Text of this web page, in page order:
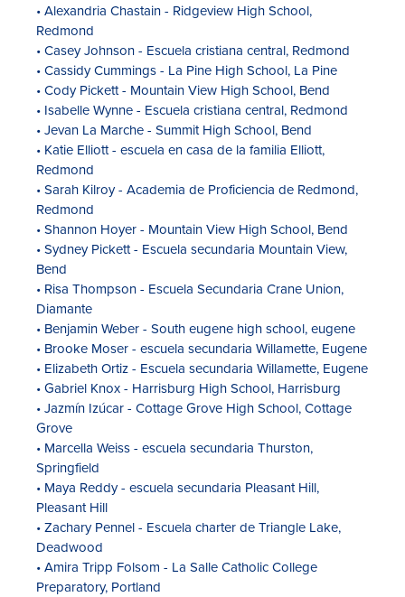
• Alexandria Chastain - Ridgeview High School,
Redmond
• Casey Johnson - Escuela cristiana central, Redmond
• Cassidy Cummings - La Pine High School, La Pine
• Cody Pickett - Mountain View High School, Bend
• Isabelle Wynne - Escuela cristiana central, Redmond
• Jevan La Marche - Summit High School, Bend
• Katie Elliott - escuela en casa de la familia Elliott,
Redmond
• Sarah Kilroy - Academia de Proficiencia de Redmond,
Redmond
• Shannon Hoyer - Mountain View High School, Bend
• Sydney Pickett - Escuela secundaria Mountain View,
Bend
• Risa Thompson - Escuela Secundaria Crane Union,
Diamante
• Benjamin Weber - South eugene high school, eugene
• Brooke Moser - escuela secundaria Willamette, Eugene
• Elizabeth Ortiz - Escuela secundaria Willamette, Eugene
• Gabriel Knox - Harrisburg High School, Harrisburg
• Jazmín Izúcar - Cottage Grove High School, Cottage
Grove
• Marcella Weiss - escuela secundaria Thurston,
Springfield
• Maya Reddy - escuela secundaria Pleasant Hill,
Pleasant Hill
• Zachary Pennel - Escuela charter de Triangle Lake,
Deadwood
• Amira Tripp Folsom - La Salle Catholic College
Preparatory, Portland